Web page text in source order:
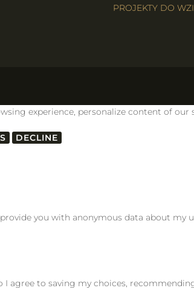
PROJEKTY DO
experience, personalize content of
DECLINE
you with anonymous data about my
I agree to saving my choices,